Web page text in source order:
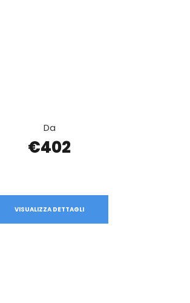
Da
€402
VISUALIZZA DETTAGLI